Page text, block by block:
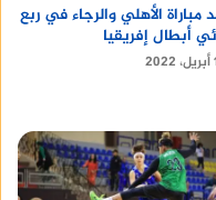
مباراة الأهلي والرجاء في ربع
أبطال إفريقيا